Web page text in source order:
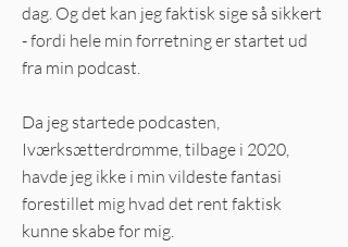
dag. Og det kan jeg faktisk sige så sikkert
- fordi hele min forretning er startet ud
fra min podcast.
Da jeg startede podcasten,
Iværksætterdrømme, tilbage i 2020,
havde jeg ikke i min vildeste fantasi
forestillet mig hvad det rent faktisk
kunne skabe for mig.